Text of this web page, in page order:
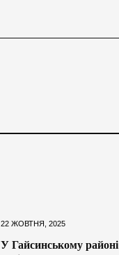
22 ЖОВТНЯ, 2025
У Гайсинському районі